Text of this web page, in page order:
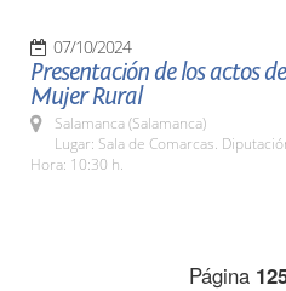
07/10/2024
Presentación de los actos
Mujer Rural
Salamanca (Salamanca)
Lugar: Sala de Comarcas.
Hora: 10:30 h.
Página